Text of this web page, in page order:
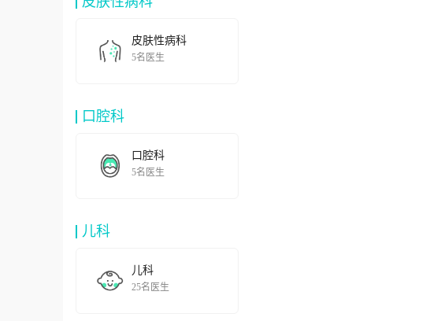
皮肤性病科
5名医生
口腔科
口腔科
5名医生
儿科
儿科
25名医生